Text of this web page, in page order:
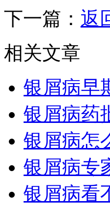
下一篇： 返
相关文章
银屑病早
银屑病药
银屑病怎
银屑病专
银屑病看